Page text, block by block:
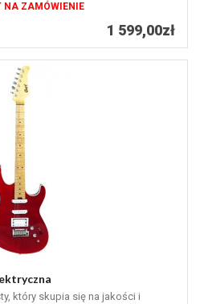
NA ZAMÓWIENIE
1 599,00zł
który skupia się na jakości i